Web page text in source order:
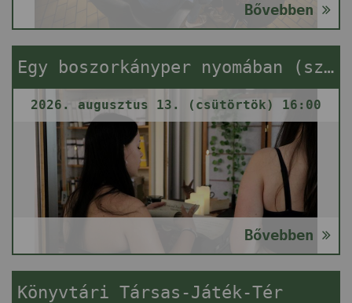
Bővebben
Egy boszorkányper nyomában (szabadulós játék)
2026. augusztus 13. (csütörtök) 16:00
Bővebben
Könyvtári Társas-Játék-Tér